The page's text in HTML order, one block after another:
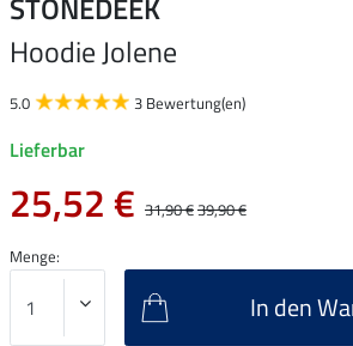
Hoodie Jolene
5.0 3 Bewertung(en)
Lieferbar
25,52 € 31,90 €39,90 €
Menge:
In den